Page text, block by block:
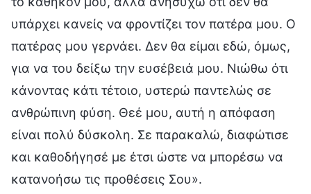
υπάρχει κανείς να φροντίζει τον πατέρα μου. Ο
πατέρας μου γερνάει. Δεν θα είμαι εδώ, όμως,
για να του δείξω την ευσέβειά μου. Νιώθω ότι
κάνοντας κάτι τέτοιο, υστερώ παντελώς σε
ανθρώπινη φύση. Θεέ μου, αυτή η απόφαση
είναι πολύ δύσκολη. Σε παρακαλώ, διαφώτισε
και καθοδήγησέ με έτσι ώστε να μπορέσω να
κατανοήσω τις προθέσεις Σου».